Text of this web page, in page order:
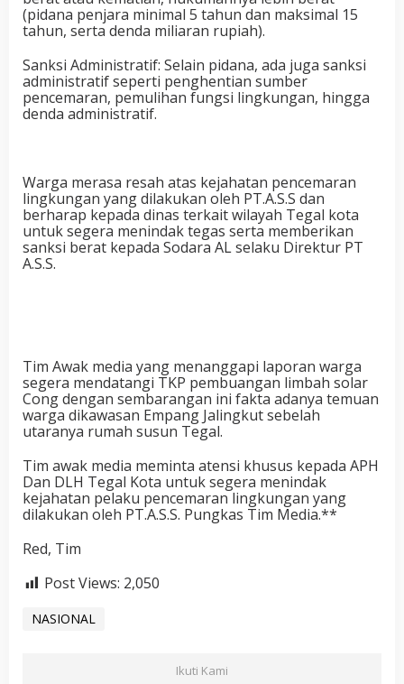
(pidana penjara minimal 5 tahun dan maksimal 15
tahun, serta denda miliaran rupiah).
Sanksi Administratif: Selain pidana, ada juga sanksi
administratif seperti penghentian sumber
pencemaran, pemulihan fungsi lingkungan, hingga
denda administratif.
Warga merasa resah atas kejahatan pencemaran
lingkungan yang dilakukan oleh PT.A.S.S dan
berharap kepada dinas terkait wilayah Tegal kota
untuk segera menindak tegas serta memberikan
sanksi berat kepada Sodara AL selaku Direktur PT
A.S.S.
Tim Awak media yang menanggapi laporan warga
segera mendatangi TKP pembuangan limbah solar
Cong dengan sembarangan ini fakta adanya temuan
warga dikawasan Empang Jalingkut sebelah
utaranya rumah susun Tegal.
Tim awak media meminta atensi khusus kepada APH
Dan DLH Tegal Kota untuk segera menindak
kejahatan pelaku pencemaran lingkungan yang
dilakukan oleh PT.A.S.S. Pungkas Tim Media.**
Red, Tim
Post Views: 2,050
NASIONAL
Ikuti Kami